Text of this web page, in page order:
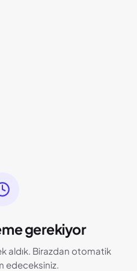
gerekiyor
aldık. Birazdan otomatik
edeceksiniz.